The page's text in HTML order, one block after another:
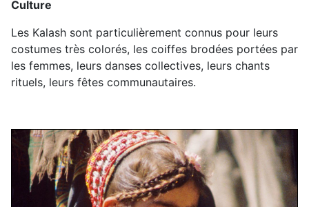
Culture
Les Kalash sont particulièrement connus pour leurs
costumes très colorés, les coiffes brodées portées par
les femmes, leurs danses collectives, leurs chants
rituels, leurs fêtes communautaires.